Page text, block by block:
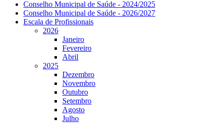
Conselho Municipal de Saúde - 2024/2025
Conselho Municipal de Saúde - 2026/2027
Escala de Profissionais
2026
Janeiro
Fevereiro
Abril
2025
Dezembro
Novembro
Outubro
Setembro
Agosto
Julho